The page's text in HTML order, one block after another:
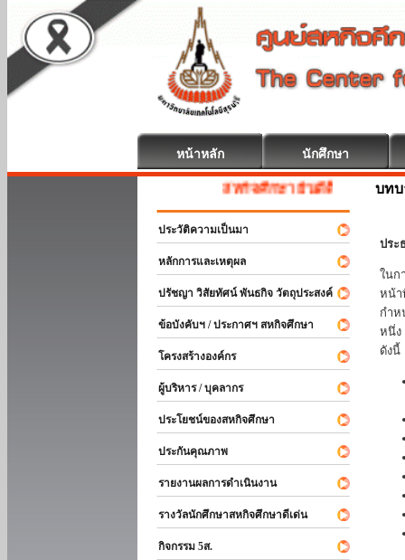
หน้าหลัก นักศึกษา
สหกิจศึกษา ยินดีต้อนรับ
ประวัติความเป็นมา
หลักการและเหตุผล
ปรัชญา วิสัยทัศน์ พันธกิจ วัตถุประสงค์
ข้อบังคับฯ / ประกาศฯ สหกิจศึกษา
โครงสร้างองค์กร
ผู้บริหาร / บุคลากร
ประโยชน์ของสหกิจศึกษา
ประกันคุณภาพ
รายงานผลการดำเนินงาน
รางวัลนักศึกษาสหกิจศึกษาดีเด่น
กิจกรรม 5ส.
บทบ
ประ
ในก
หน้า
กำห
หนึ่ง
ดังนี้